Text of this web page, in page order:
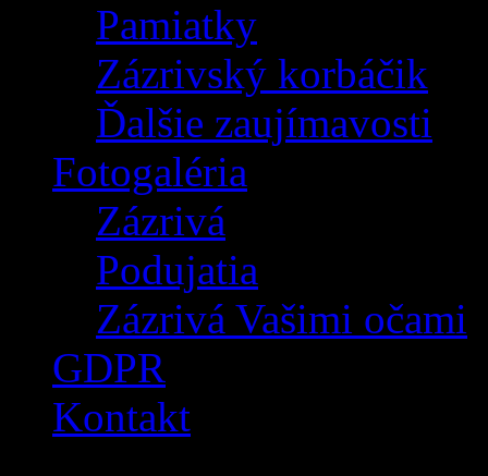
Pamiatky
Zázrivský korbáčik
Ďalšie zaujímavosti
Fotogaléria
Zázrivá
Podujatia
Zázrivá Vašimi očami
GDPR
Kontakt